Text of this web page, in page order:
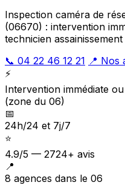
Inspection caméra de
(06670) : intervention
technicien
📞 04 22 46 12 21 📍 Nos
⚡
Intervention immédiate
(zone du 06)
📅
24h/24 et 7j/7
⭐
4.9/5 — 2724+ avis
📍
8 agences dans le 06